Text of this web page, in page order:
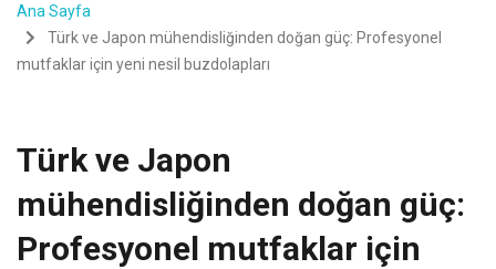
Ana Sayfa
Türk ve Japon mühendisliğinden doğan güç: Profesyonel
mutfaklar için yeni nesil buzdolapları
Türk ve Japon
mühendisliğinden doğan güç:
Profesyonel mutfaklar için